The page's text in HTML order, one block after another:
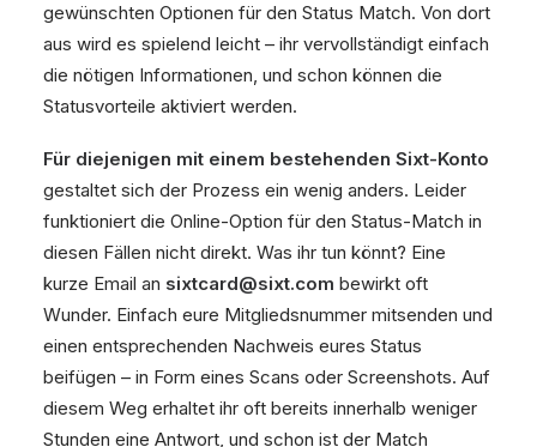
gewünschten Optionen für den Status Match. Von dort
aus wird es spielend leicht – ihr vervollständigt einfach
die nötigen Informationen, und schon können die
Statusvorteile aktiviert werden.
Für diejenigen mit einem bestehenden Sixt-Konto
gestaltet sich der Prozess ein wenig anders. Leider
funktioniert die Online-Option für den Status-Match in
diesen Fällen nicht direkt. Was ihr tun könnt? Eine
kurze Email an sixtcard@sixt.com bewirkt oft
Wunder. Einfach eure Mitgliedsnummer mitsenden und
einen entsprechenden Nachweis eures Status
beifügen – in Form eines Scans oder Screenshots. Auf
diesem Weg erhaltet ihr oft bereits innerhalb weniger
Stunden eine Antwort, und schon ist der Match